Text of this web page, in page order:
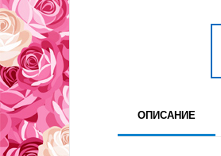
ОПИСАНИЕ